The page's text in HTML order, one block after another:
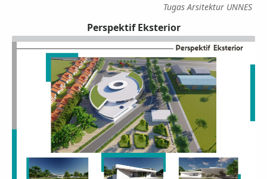
Tugas Arsitektur UNNES
Perspektif Eksterior